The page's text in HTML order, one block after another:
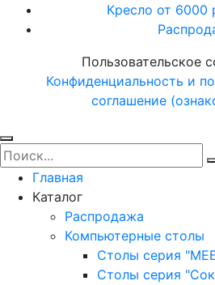
Кресло от 6000
Пользовательское
Конфиденциальность и
соглашение
Главная
Каталог
Распродажа
Компьютерные столы
Столы серия
Столы серия